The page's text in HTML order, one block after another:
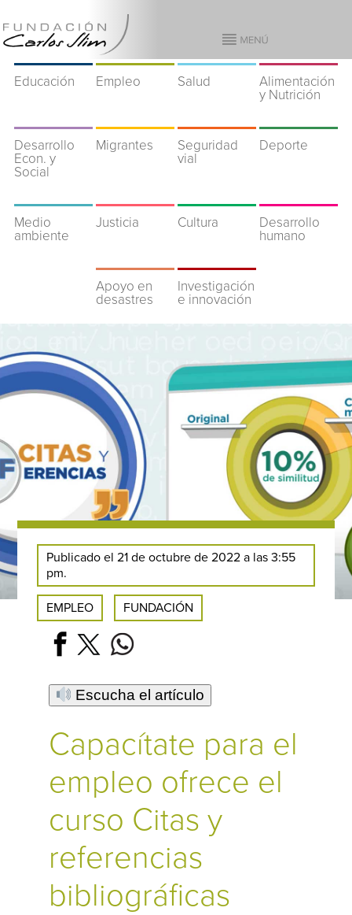
Educación Empleo Salud
Alimentación
y Nutrición
Desarrollo
Econ. y
Social
Migrantes
Seguridad
vial
Deporte
Medio
ambiente
Justicia Cultura
Desarrollo
humano
Apoyo en
desastres
Investigación
e innovación
Publicado el 21 de octubre de 2022 a las 3:55
pm.
EMPLEO FUNDACIÓN
Escucha el artículo
Capacítate para el
empleo ofrece el
curso Citas y
referencias
bibliográficas